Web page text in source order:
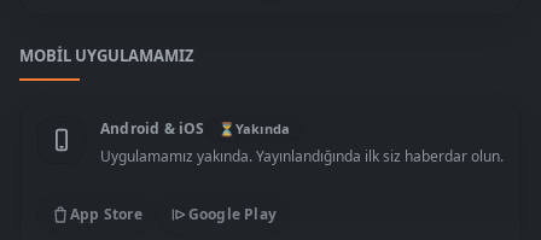
MOBIL UYGULAMAMIZ
Android & iOS ⏳ Yakında
Uygulamamız yakında. Yayınlandığında ilk siz haberdar olun.
App Store Google Play